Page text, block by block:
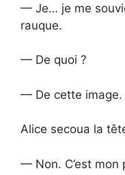
— Je… je me
rauque.
— De quoi ?
— De cette image.
Alice secoua la
— Non. C’est mon